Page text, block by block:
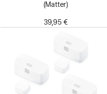
(Matter)
39,95 €